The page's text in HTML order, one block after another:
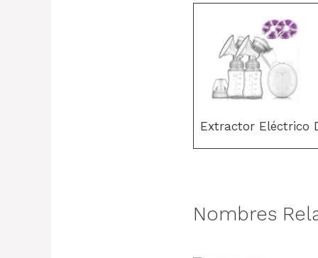
Extractor Eléctrico
Nombres